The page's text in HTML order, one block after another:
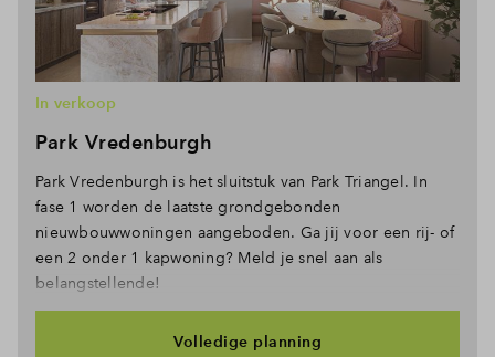
Park Vredenburgh
In verkoop
Park Vredenburgh is het sluitstuk van Park Triangel. In
fase 1 worden de laatste grondgebonden
nieuwbouwwoningen aangeboden. Ga jij voor een rij- of
een 2 onder 1 kapwoning? Meld je snel aan als
belangstellende!
Volledige planning